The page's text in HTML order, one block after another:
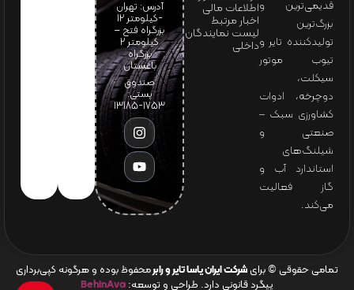
قدیمی‌ترین و
بزرگ‌ترین
تولیدکننده تایر و
تیوب موتور
سیکلت،
دوچرخه، ادوات
کشاورزی سبک –
صنعتی و
شیلنگ‌های
استاندارد آب و
گاز فعالیت
می‌کند.
اطلاعات مالی
اخبار مرتبط
لیست نمایندگان
داخلی
آدرس: تهران
-کیلومتر 12
بزرگراه فتح –
کیلومتر ۲
بزرگراه
باغستان
صندوق
پستی:
1753-13185
تمامی حقوقی © برای شرکت ایران یاسا تایر و رابرمحفوظ بوده و هرگونه کپی‌برداری
پیگرد قانونی دارد. طراحی و توسعه: BehinAva